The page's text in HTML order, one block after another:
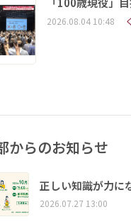
2026.08.04 10:48
からのお知らせ
正しい知識が力
2026.07.27 13:00